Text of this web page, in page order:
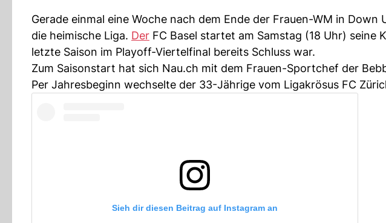
Gerade einmal eine Woche nach dem Ende der Frauen-WM in
die heimische Liga. Der FC Basel startet am Samstag (18 Uhr) seine
letzte Saison im Playoff-Viertelfinal bereits Schluss war.
Zum Saisonstart hat sich Nau.ch mit dem Frauen-Sportchef der
Per Jahresbeginn wechselte der 33-Jährige vom Ligakrösus FC
Sieh dir diesen Beitrag auf Instagram an